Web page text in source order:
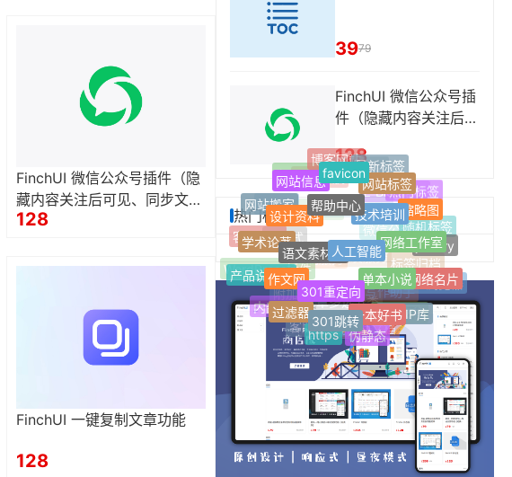
FinchUI 微信公众号插件（隐
藏内容关注后可见、同步文章
到公众号草稿箱、自动回复等
128
FinchUI 一键复制文章功能
128
3979
FinchUI 微信公众号插
件（隐藏内容关注后可
草稿箱、自动回复等功
能）
128
热门标签 Z-blogPHP
FinchUI
网址导航
单页网站
Z-Blog插件
微信公众号
开发服务
定制服务
响应式
自适应
Jquery
博客网站最新标签
热门标签
随机标签
标签归档
AI写作助手
文章多选分类
附加分类
WordPress插件
客服插件
网站搬家
网站信息
favicon
网站标签
缩略图
jQuery
Safari浏览器
开放文档
在线帮助文档
客服中心
内部文档
产品说明书
学术论著
设计资料
帮助中心
技术培训
网络工作室
个人网络名片
纯真IP库
伪静态
https
过滤器
作文网
语文素材网人工智能
单本小说
一本好书
301跳转
301重定向